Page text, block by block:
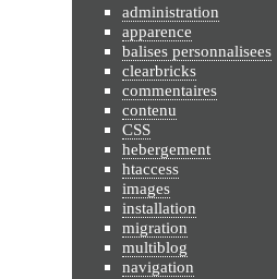
administration
apparence
balises personnalisees
clearbricks
commentaires
contenu
CSS
hebergement
htaccess
images
installation
migration
multiblog
navigation